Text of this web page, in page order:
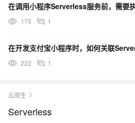
在调用小程序Serverless服务前，需要
175 1
在开发支付宝小程序时，如何关联
222 1
云原生
Serverless